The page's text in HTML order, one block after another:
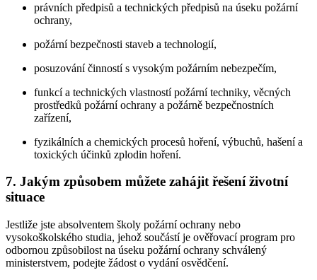
právních předpisů a technických předpisů na úseku požární
ochrany,
požární bezpečnosti staveb a technologií,
posuzování činností s vysokým požárním nebezpečím,
funkcí a technických vlastností požární techniky, věcných
prostředků požární ochrany a požárně bezpečnostních
zařízení,
fyzikálních a chemických procesů hoření, výbuchů, hašení a
toxických účinků zplodin hoření.
7. Jakým způsobem můžete zahájit řešení životní
situace
Jestliže jste absolventem školy požární ochrany nebo
vysokoškolského studia, jehož součástí je ověřovací program pro
odbornou způsobilost na úseku požární ochrany schválený
ministerstvem, podejte žádost o vydání osvědčení.